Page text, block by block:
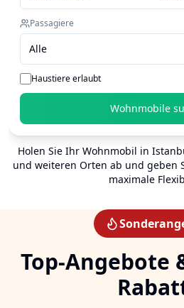
Passagiere
Alle
Haustiere erlaubt
Wohnmobile
Holen Sie Ihr Wohnmobil in
und weiteren Orten ab und geben
maximale
Top-Angebote